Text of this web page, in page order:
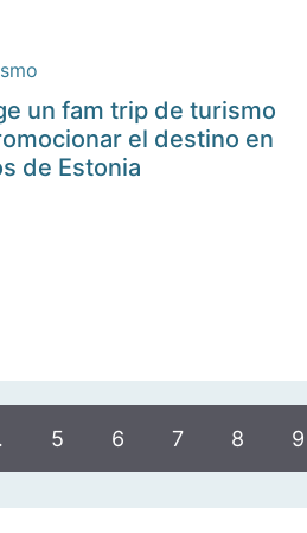
un fam trip de turismo
el destino en
de Estonia
5 6 7 8 9